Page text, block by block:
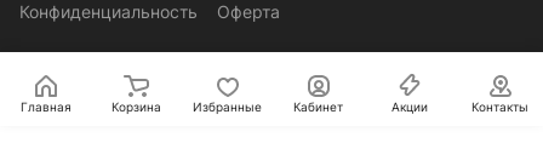
Конфиденциальность Оферта
Главная Корзина Избранные Кабинет Акции Контакты